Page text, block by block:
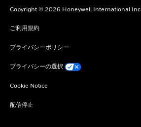
Copyright © 2026 Honeywell International Inc
ご利用規約
プライバシーポリシー
プライバシーの選択
Cookie Notice
配信停止